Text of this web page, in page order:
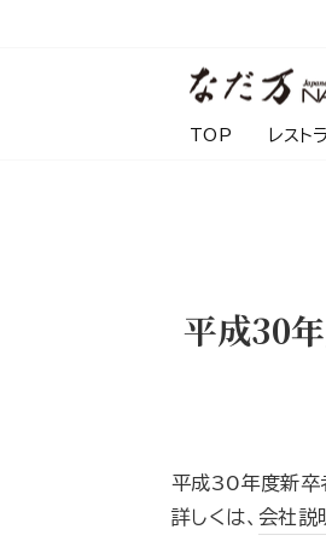
TOP レスト
平成30
平成30年度新卒
詳しくは、 会社説